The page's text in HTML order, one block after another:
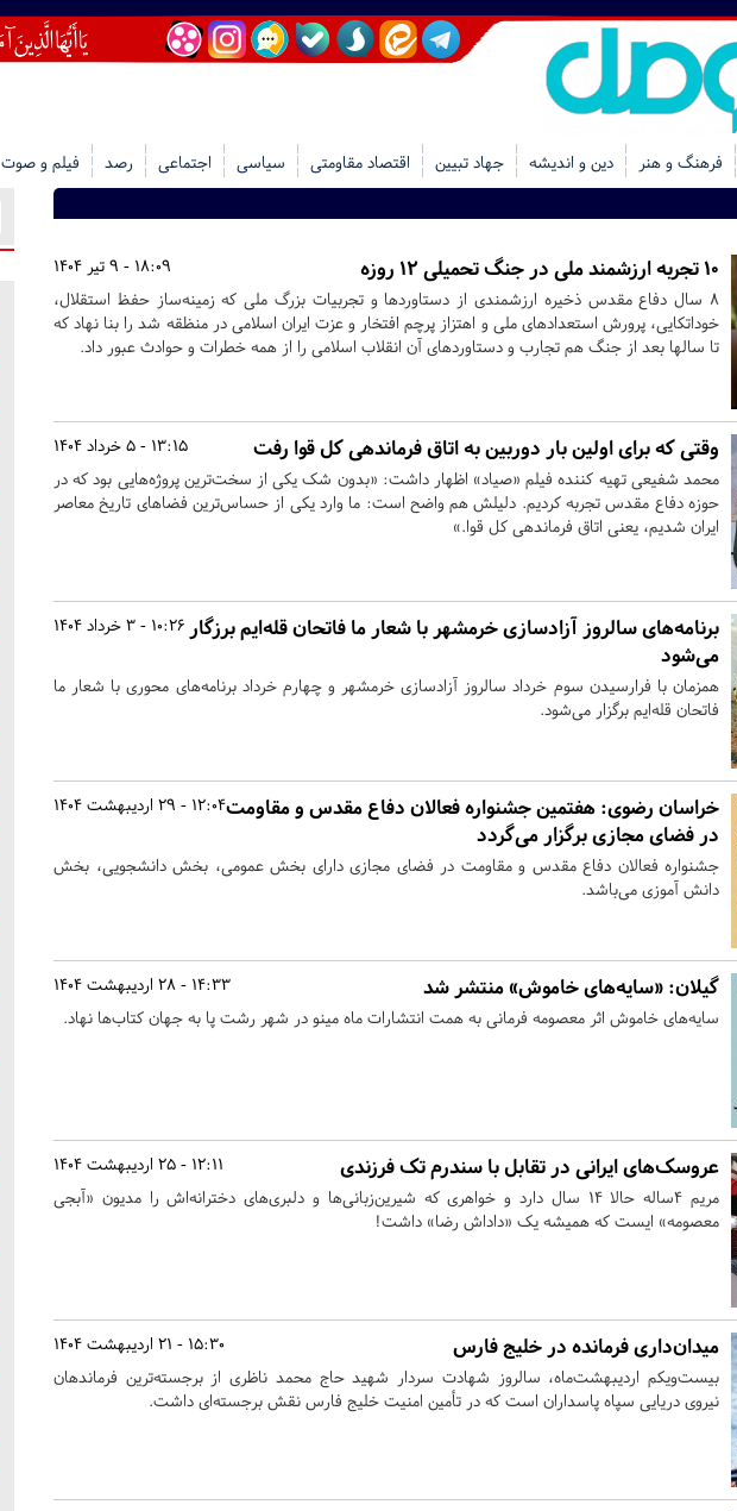
فرهنگ و هنر دین و اندیشه جهاد تبیین اقتصاد مقاومتی سیاسی اجتماعی رصد فیلم و صوت
18:09 - 9 تیر 1404 ۱۰ تجربه ارزشمند ملی در جنگ تحمیلی ۱۲ روزه
۸ سال دفاع مقدس ذخیره ارزشمندی از دستاوردها و تجربیات بزرگ ملی که زمینه‌ساز حفظ استقلال،
خوداتکایی، پرورش استعدادهای ملی و اهتزاز پرچم افتخار و عزت ایران اسلامی در منظقه شد را بنا نهاد که
تا سالها بعد از جنگ هم تجارب و دستاوردهای آن انقلاب اسلامی را از همه خطرات و حوادث عبور داد.
13:15 - 5 خرداد 1404 وقتی که برای اولین بار دوربین به اتاق فرماندهی کل قوا رفت
محمد شفیعی تهیه کننده فیلم «صیاد» اظهار داشت: «بدون شک یکی از سخت‌ترین پروژه‌هایی بود که در
حوزه دفاع مقدس تجربه کردیم. دلیلش هم واضح است: ما وارد یکی از حساس‌ترین فضاهای تاریخ معاصر
ایران شدیم، یعنی اتاق فرماندهی کل قوا.»
10:26 - 3 خرداد 1404 برنامه‌های سالروز آزادسازی خرمشهر با شعار ما فاتحان قله‌ایم برزگار
می‌شود
همزمان با فرارسیدن سوم خرداد سالروز آزادسازی خرمشهر و چهارم خرداد برنامه‌های محوری با شعار ما
فاتحان قله‌ایم برگزار می‌شود.
12:04 - 29 اردیبهشت 1404 خراسان رضوی: هفتمین جشنواره فعالان دفاع مقدس و مقاومت
در فضای مجازی برگزار می‌گردد
جشنواره فعالان دفاع مقدس و مقاومت در فضای مجازی دارای بخش عمومی، بخش دانشجویی، بخش
دانش آموزی می‌باشد.
14:33 - 28 اردیبهشت 1404 گیلان: «سایه‌های خاموش» منتشر شد
سایه‌های خاموش اثر معصومه فرمانی به همت انتشارات ماه مینو در شهر رشت پا به جهان کتاب‌ها نهاد.
12:11 - 25 اردیبهشت 1404 عروسک‌های ایرانی در تقابل با سندرم تک فرزندی
مریم ۴ساله حالا ۱۴ سال دارد و خواهری که شیرین‌زبانی‌ها و دلبری‌های دخترانه‌اش را مدیون «آبجی
معصومه» ایست که همیشه یک «داداش رضا» داشت!
15:30 - 21 اردیبهشت 1404 میدان‌داری فرمانده در خلیج فارس
بیست‌ویکم اردیبهشت‌ماه، سالروز شهادت سردار شهید حاج محمد ناظری از برجسته‌ترین فرماندهان
نیروی دریایی سپاه پاسداران است که در تأمین امنیت خلیج فارس نقش برجسته‌ای داشت.